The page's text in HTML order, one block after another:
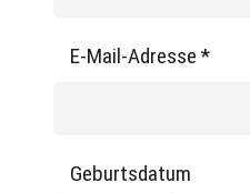
E-Mail-Adresse *
Geburtsdatum